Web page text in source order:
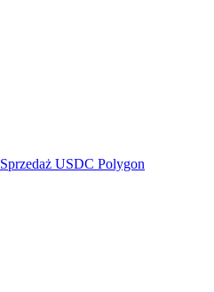
Sprzedaż USDC Polygon